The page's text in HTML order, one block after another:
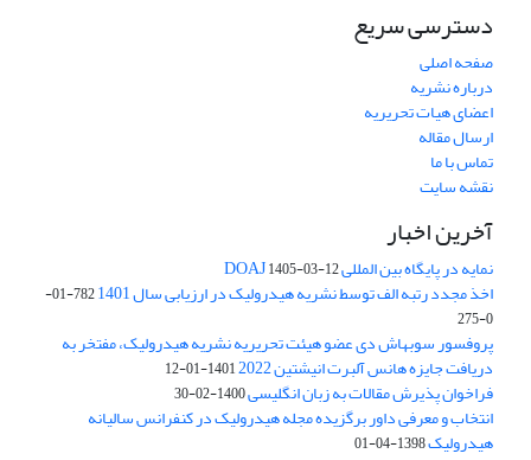
دسترسی سریع
صفحه اصلی
درباره نشریه
اعضای هیات تحریریه
ارسال مقاله
تماس با ما
نقشه سایت
آخرین اخبار
نمایه در پایگاه بین المللی DOAJ1405-03-12
اخذ مجدد رتبه الف توسط نشریه هیدرولیک در ارزیابی سال 1401
782-01-
0-275
پروفسور سوبهاش دی عضو هیئت تحریریه نشریه هیدرولیک، مفتخر به
دریافت جایزه هانس آلبرت انیشتین 2022 1401-01-12
فراخوان پذیرش مقالات به زبان انگلیسی1400-02-30
انتخاب و معرفی داور برگزیده مجله هیدرولیک در کنفرانس سالیانه
هیدرولیک1398-04-01